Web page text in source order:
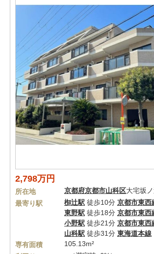
2,798万円
所在地 京都府京都市山科区大宅坂
最寄り駅
椥辻駅 徒歩10分 京都市東西
東野駅 徒歩18分 京都市東西
小野駅 徒歩21分 京都市東西
山科駅 徒歩31分 東海道本線
専有面積
105.13m²